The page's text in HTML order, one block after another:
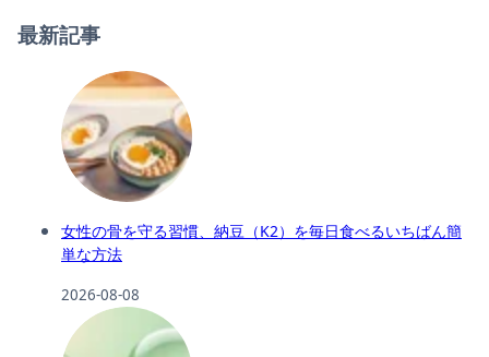
最新記事
女性の骨を守る習慣、納豆（K2）を毎日食べるいちばん簡
単な方法
2026-08-08